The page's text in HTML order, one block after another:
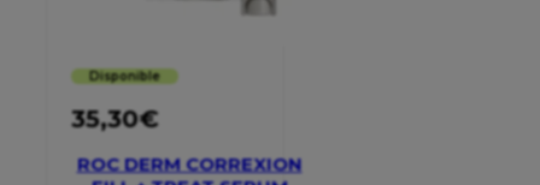
Disponible
35,30€
ROC DERM CORREXION